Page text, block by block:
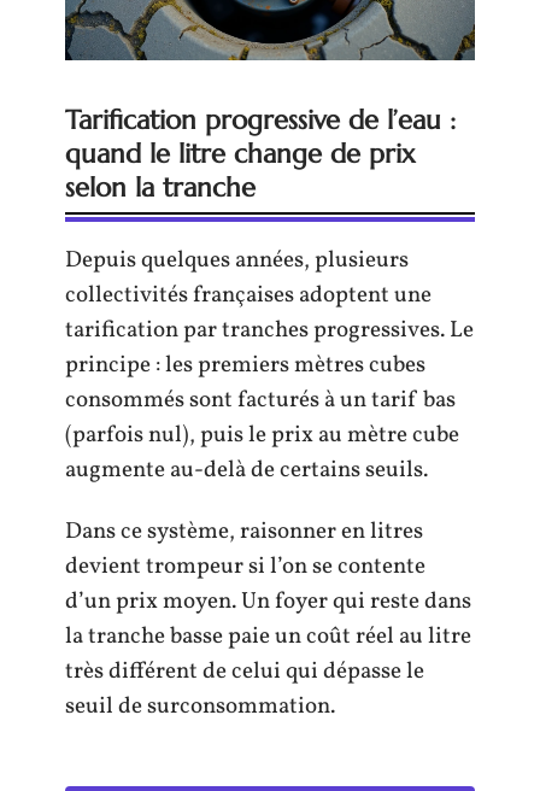
Tarification progressive de l’eau :
quand le litre change de prix
selon la tranche
Depuis quelques années, plusieurs
collectivités françaises adoptent une
tarification par tranches progressives. Le
principe : les premiers mètres cubes
consommés sont facturés à un tarif bas
(parfois nul), puis le prix au mètre cube
augmente au-delà de certains seuils.
Dans ce système, raisonner en litres
devient trompeur si l’on se contente
d’un prix moyen. Un foyer qui reste dans
la tranche basse paie un coût réel au litre
très différent de celui qui dépasse le
seuil de surconsommation.